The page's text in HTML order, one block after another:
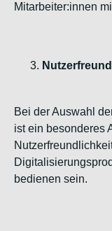
Mitarbeiter:innen
Bei der Auswahl
ist ein besonderes
bedienen sein.